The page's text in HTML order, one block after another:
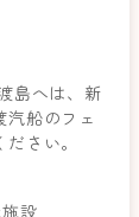
島へは、新
汽船のフェ
さい。
設